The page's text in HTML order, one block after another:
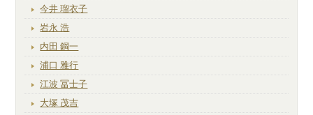
今井 瑠衣子
岩永 浩
内田 鋼一
浦口 雅行
江波 冨士子
大塚 茂吉